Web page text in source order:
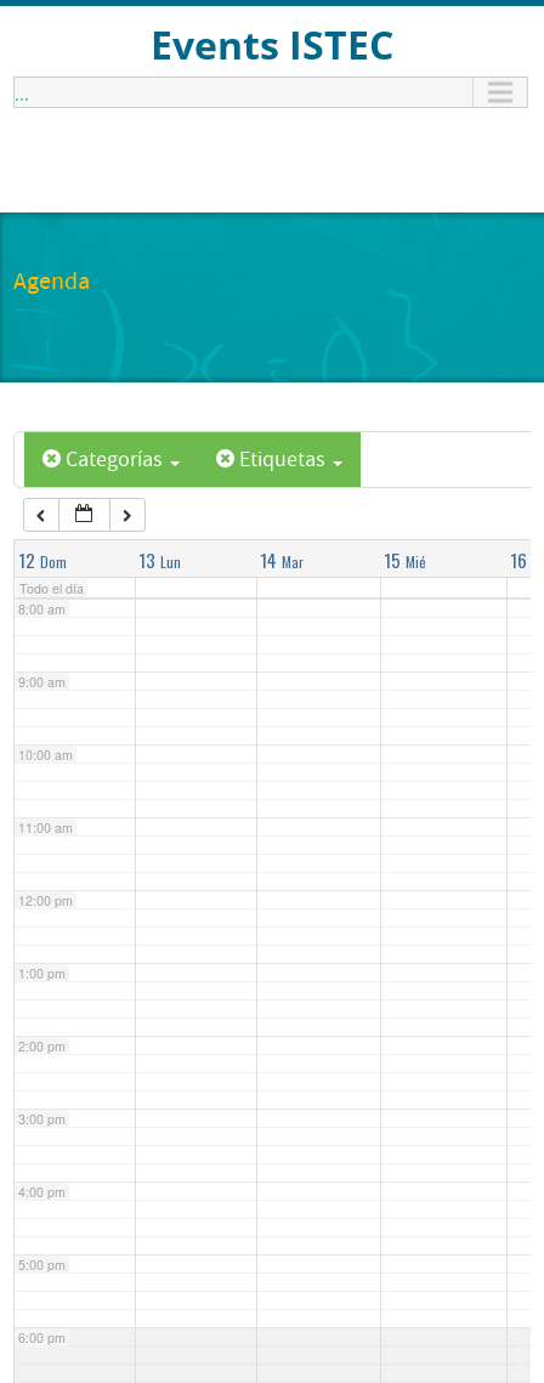
Events ISTEC
...
Agenda
Categorías Etiquetas
12 Dom 13 Lun 14 Mar 15 Mié 16
Todo el día
1:00 am
6:00 am
7:00 am
8:00 am
9:00 am
10:00 am
11:00 am
12:00 pm
1:00 pm
2:00 pm
3:00 pm
4:00 pm
5:00 pm
6:00 pm